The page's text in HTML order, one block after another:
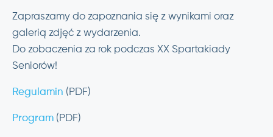
Zapraszamy do zapoznania się z wynikami oraz
galerią zdjęć z wydarzenia.
Do zobaczenia za rok podczas XX Spartakiady
Seniorów!
Regulamin (PDF)
Program (PDF)